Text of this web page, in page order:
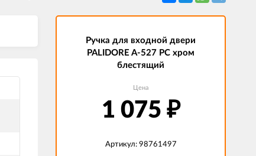
Ручка для входной двери
PALIDORE A-527 PC хром
блестящий
Цена
1 075 ₽
Артикул: 98761497